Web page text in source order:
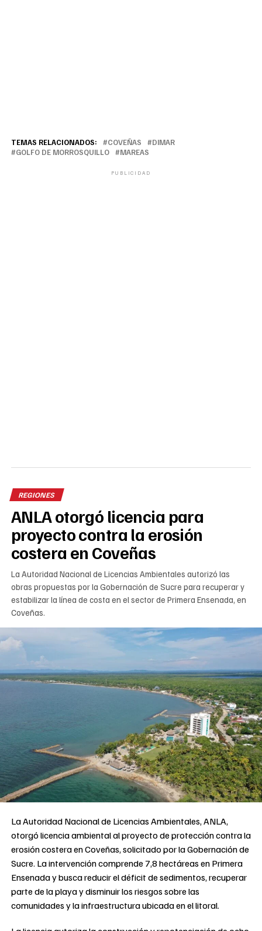
TEMAS RELACIONADOS: COVEÑAS
DIMAR
GOLFO DE MORROSQUILLO
MAREAS
PUBLICIDAD
REGIONES
ANLA otorgó licencia para
proyecto contra la erosión
costera en Coveñas
La Autoridad Nacional de Licencias Ambientales autorizó las
obras propuestas por la Gobernación de Sucre para recuperar y
estabilizar la línea de costa en el sector de Primera Ensenada, en
Coveñas.
La Autoridad Nacional de Licencias Ambientales, ANLA,
otorgó licencia ambiental al proyecto de protección contra la
erosión costera en Coveñas, solicitado por la Gobernación de
Sucre. La intervención comprende 7,8 hectáreas en Primera
Ensenada y busca reducir el déficit de sedimentos, recuperar
parte de la playa y disminuir los riesgos sobre las
comunidades y la infraestructura ubicada en el litoral.